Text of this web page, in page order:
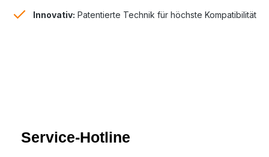
Innovativ: Patentierte Technik für höchste Kompatibilität
Service-Hotline